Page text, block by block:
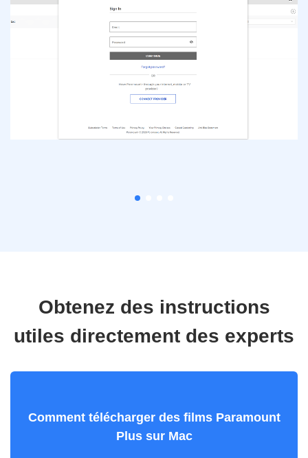
Obtenez des instructions
utiles directement des experts
Comment télécharger des films Paramount
Plus sur Mac